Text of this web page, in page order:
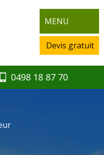
MENU
Devis gratuit
0498 18 87 70